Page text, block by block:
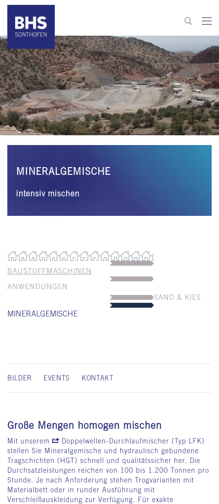
+49 8321 6099-510
building-materials@bhs-sonthofen.com
zum Kontakt
MINERALGEMISCHE
intensiv mischen
BAUSTOFFMASCHINEN
ANWENDUNGEN
SAND & KIES
MINERALGEMISCHE
BILDER EVENTS KONTAKT
Große Mengen homogen mischen
Mit unserem
Doppelwellen-Durchlaufmischer (Typ LFK)
stellen Sie Mineralgemische und hydraulisch gebundene
Tragschichten (HGT) schnell und qualitätssicher her. Die
Durchsatzleistungen reichen von 100 bis 1.200 Tonnen pro
Stunde. Je nach Anforderung stehen Trogvarianten mit
Materialbett oder in runder Ausführung mit
Verschleißauskleidung zur Verfügung. Für exakte